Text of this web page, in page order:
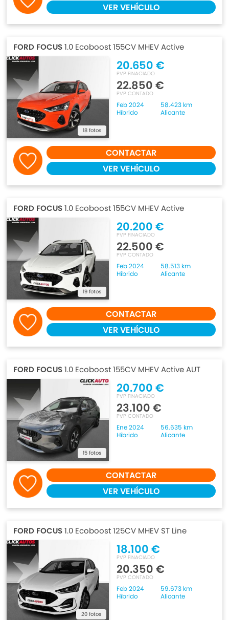
VER VEHÍCULO
FORD FOCUS1.0 Ecoboost 155CV MHEV Active
18 fotos
20.650 €
PVP FINACIADO
22.850 €
PVP CONTADO
Feb 2024
58.423 km
Híbrido
Alicante
CONTACTAR
VER VEHÍCULO
FORD FOCUS1.0 Ecoboost 155CV MHEV Active
19 fotos
20.200 €
PVP FINACIADO
22.500 €
PVP CONTADO
Feb 2024
58.513 km
Híbrido
Alicante
CONTACTAR
VER VEHÍCULO
FORD FOCUS1.0 Ecoboost 155CV MHEV Active AUT
15 fotos
20.700 €
PVP FINACIADO
23.100 €
PVP CONTADO
Ene 2024
56.635 km
Híbrido
Alicante
CONTACTAR
VER VEHÍCULO
FORD FOCUS1.0 Ecoboost 125CV MHEV ST Line
20 fotos
18.100 €
PVP FINACIADO
20.350 €
PVP CONTADO
Feb 2024
59.673 km
Híbrido
Alicante